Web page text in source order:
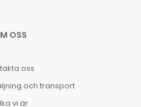
OSS
oss
och transport
vi är